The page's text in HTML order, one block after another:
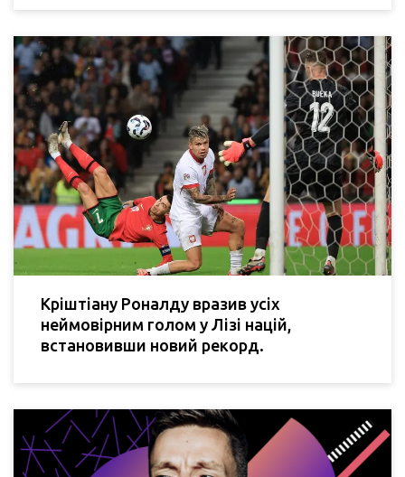
Кріштіану Роналду вразив усіх
неймовірним голом у Лізі націй,
встановивши новий рекорд.